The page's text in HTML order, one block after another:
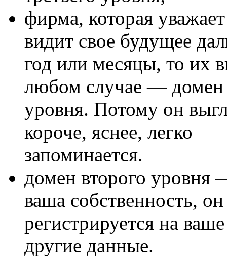
фирма, которая
видит свое будущее
год или месяцы, то их
любом случае — домен
уровня. Потому он
короче, яснее, легко
запоминается.
домен второго уровня
ваша собственность, он
регистрируется на
другие данные.